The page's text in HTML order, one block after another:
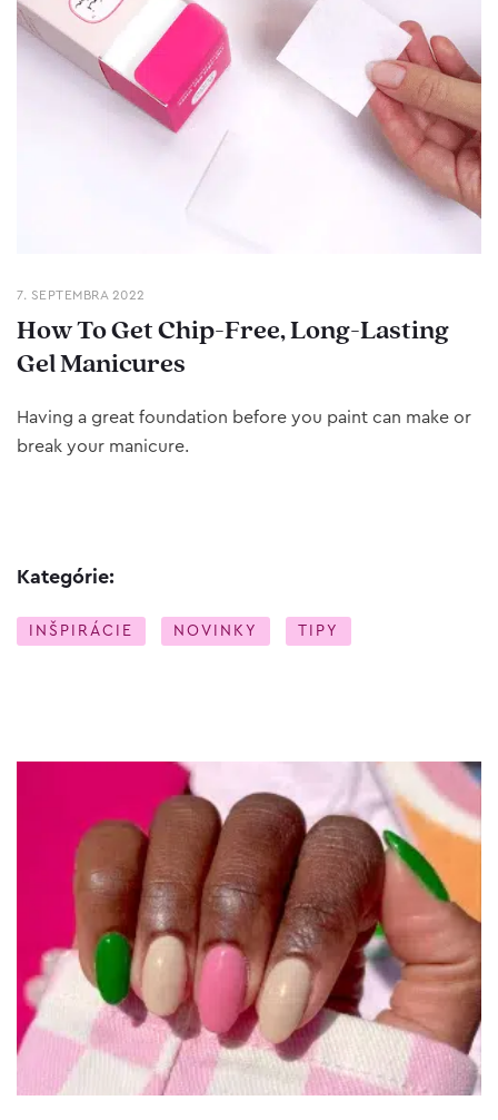
7. SEPTEMBRA 2022
How To Get Chip-Free, Long-Lasting
Gel Manicures
Having a great foundation before you paint can make or
break your manicure.
Kategórie:
INŠPIRÁCIE NOVINKY TIPY